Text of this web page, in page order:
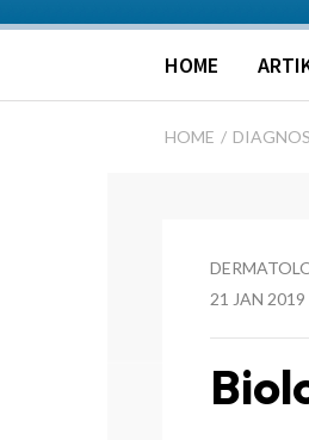
HOME
HOME
21 JAN 2019